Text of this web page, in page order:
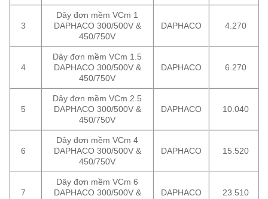
3
Dây đơn mềm VCm 1
DAPHACO 300/500V &
450/750V
DAPHACO 4.270
4
Dây đơn mềm VCm 1.5
DAPHACO 300/500V &
450/750V
DAPHACO 6.270
5
Dây đơn mềm VCm 2.5
DAPHACO 300/500V &
450/750V
DAPHACO 10.040
6
Dây đơn mềm VCm 4
DAPHACO 300/500V &
450/750V
DAPHACO 15.520
7
Dây đơn mềm VCm 6
DAPHACO 300/500V &
DAPHACO 23.510